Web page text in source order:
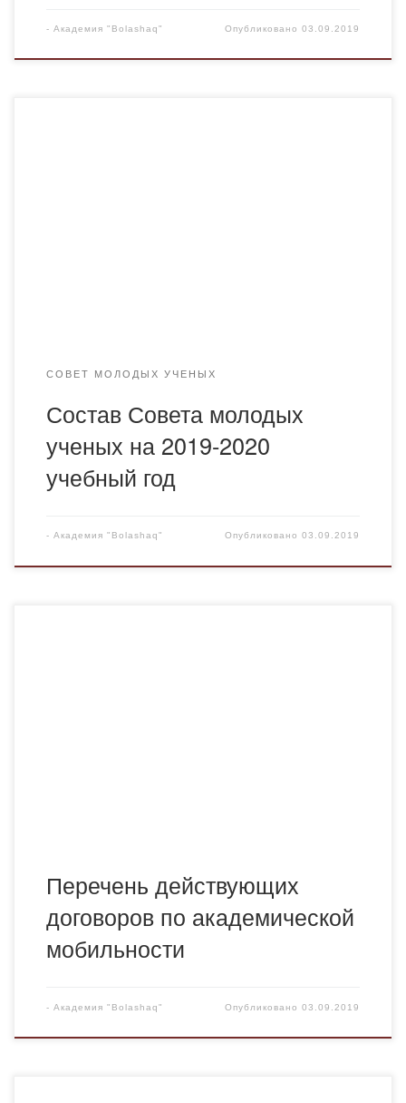
- Академия "Bolashaq" Опубликовано03.09.2019
СОВЕТ МОЛОДЫХ УЧЕНЫХ
Состав Совета молодых
ученых на 2019-2020
учебный год
- Академия "Bolashaq" Опубликовано03.09.2019
Перечень действующих
договоров по академической
мобильности
- Академия "Bolashaq" Опубликовано03.09.2019